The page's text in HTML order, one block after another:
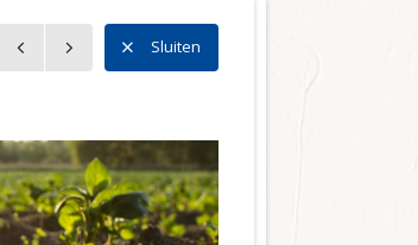
Noord
Zuid
Centrum
Bedrijventerreinen
Sluiten